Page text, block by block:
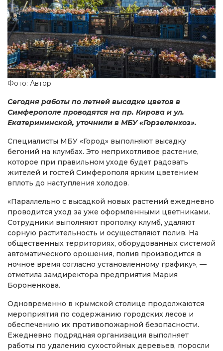
Фото: Автор
Сегодня работы по летней высадке цветов в
Симферополе проводятся на пр. Кирова и ул.
Екатерининской, уточнили в МБУ «Горзеленхоз».
Специалисты МБУ «Город» выполняют высадку
бегоний на клумбах. Это неприхотливое растение,
которое при правильном уходе будет радовать
жителей и гостей Симферополя ярким цветением
вплоть до наступления холодов.
«Параллельно с высадкой новых растений ежедневно
проводится уход за уже оформленными цветниками.
Сотрудники выполняют прополку клумб, удаляют
сорную растительность и осуществляют полив. На
общественных территориях, оборудованных системой
автоматического орошения, полив производится в
ночное время согласно установленному графику», —
отметила замдиректора предприятия Мария
Бороненкова.
Одновременно в крымской столице продолжаются
мероприятия по содержанию городских лесов и
обеспечению их противопожарной безопасности.
Ежедневно подрядная организация выполняет
работы по удалению сухостойных деревьев, поросли